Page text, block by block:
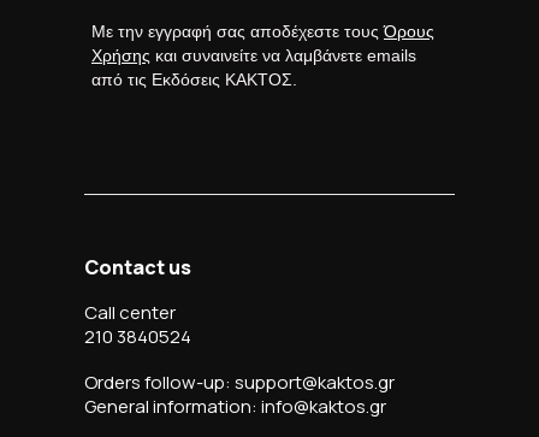
Με την εγγραφή σας αποδέχεστε τουςΌρους
Χρήσης και συναινείτε να λαμβάνετε emails
από τις Εκδόσεις ΚΑΚΤΟΣ.
Contact us
Call center
210 3840524
Orders follow-up: support@kaktos.gr
General information: info@kaktos.gr